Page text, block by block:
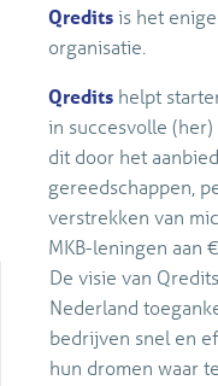
Qreditsis het
organisatie.
Qredits helpt
in succesvolle
dit door het
gereedschappen,
verstrekken van
MKB-leningen aan
De visie van
Nederland
bedrijven snel en
hun dromen waar